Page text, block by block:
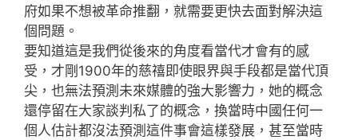
府如果不想被革命推翻，就需要更快去面對解決這
個問題。
要知道這是我們從後來的角度看當代才會有的感
受，才剛1900年的慈禧即使眼界與手段都是當代頂
尖，也無法預測未來媒體的強大影響力，她的概念
還停留在大家談判私了的概念，換當時中國任何一
個人估計都沒法預測這件事會這樣發展，甚至當時